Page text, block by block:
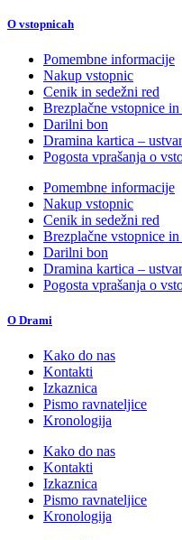
O vstopnicah
Pomembne informacije
Nakup vstopnic
Cenik in sedežni red
Brezplačne vstopnice
Darilni bon
Dramina kartica –
Pogosta vprašanja o
Pomembne informacije
Nakup vstopnic
Cenik in sedežni red
Brezplačne vstopnice
Darilni bon
Dramina kartica –
Pogosta vprašanja o
O Drami
Kako do nas
Kontakti
Izkaznica
Pismo ravnateljice
Kronologija
Kako do nas
Kontakti
Izkaznica
Pismo ravnateljice
Kronologija